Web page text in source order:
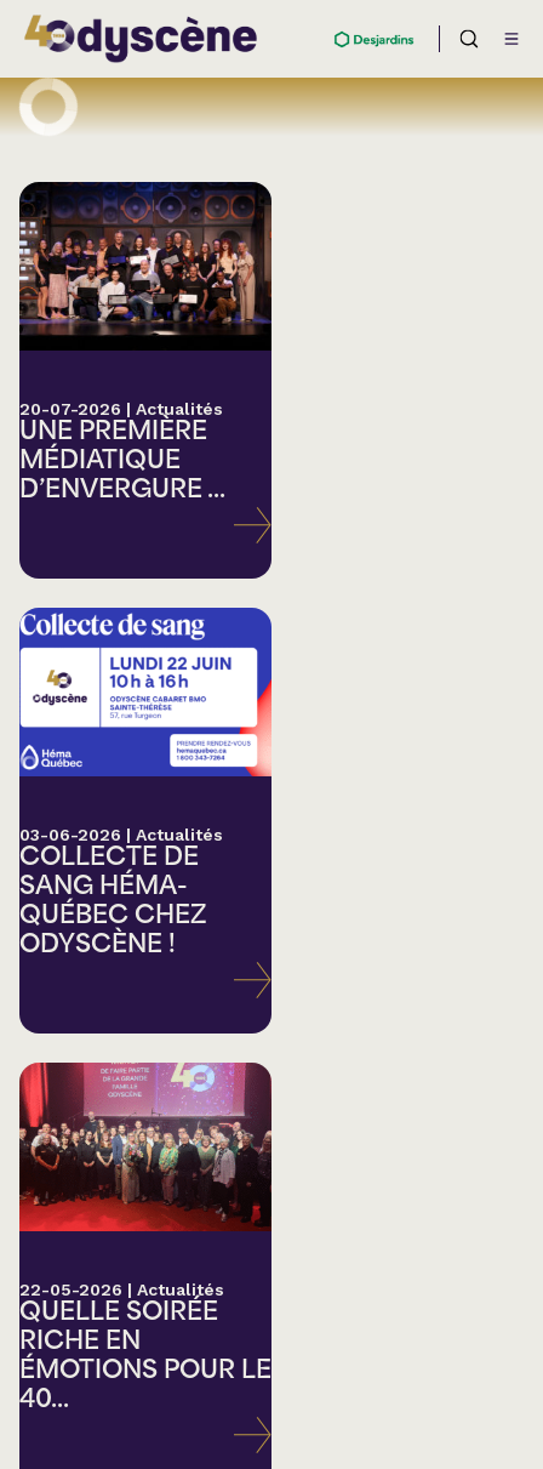
20-07-2026 | Actualités
UNE PREMIÈRE
MÉDIATIQUE
D’ENVERGURE ...
03-06-2026 | Actualités
COLLECTE DE
SANG HÉMA-
QUÉBEC CHEZ
ODYSCÈNE !
22-05-2026 | Actualités
QUELLE SOIRÉE
RICHE EN
ÉMOTIONS POUR LE
40...